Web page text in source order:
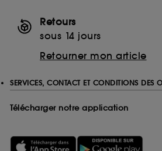
Retours
sous 14 jours
Retourner mon article
SERVICES, CONTACT ET CONDITIONS DES
Télécharger notre application